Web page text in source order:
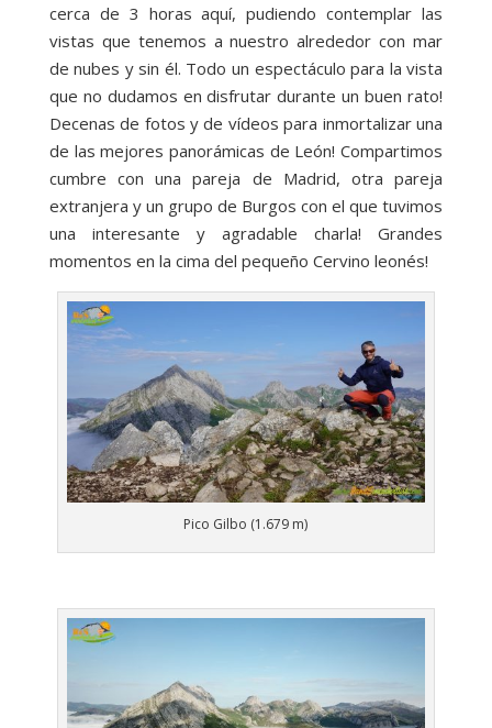
cerca de 3 horas aquí, pudiendo contemplar las
vistas que tenemos a nuestro alrededor con mar
de nubes y sin él. Todo un espectáculo para la vista
que no dudamos en disfrutar durante un buen rato!
Decenas de fotos y de vídeos para inmortalizar una
de las mejores panorámicas de León! Compartimos
cumbre con una pareja de Madrid, otra pareja
extranjera y un grupo de Burgos con el que tuvimos
una interesante y agradable charla! Grandes
momentos en la cima del pequeño Cervino leonés!
Pico Gilbo (1.679 m)